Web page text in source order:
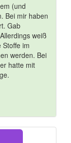
(und
Bei mir haben
Gab
weiß
im
werden. Bei
hatte mit